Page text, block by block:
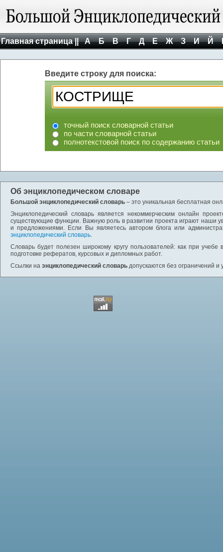
Главная страница || А Б В Г Д Е Ж З И Й
Введите строку для поиска:
точный поиск словарной статьи
по части словарной статьи
полнотекстовой поиск по содержанию статьи
Об энциклопедическом словаре
Большой энциклопедический словарь – это уникальная бесплатная
Энциклопедический словарь является некоммерческим онлайн
существующие функции. Важную роль в развитии проекта играют наши
и предложениями. Если Вы являетесь автором блога или
энциклопедический словарь.
Словарь будет полезен широкому кругу пользователей: как при
подготовке рефератов, курсовых и дипломных работ.
Ссылки на энциклопедический словарь допускаются без ограничений и